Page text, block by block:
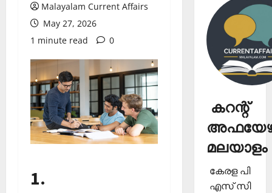
Malayalam Current Affairs
May 27, 2026
1 minute read
0
1.
കറന്റ്
മലയാളം
കേരള പി
എസ് സി